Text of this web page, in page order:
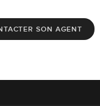
SON AGENT